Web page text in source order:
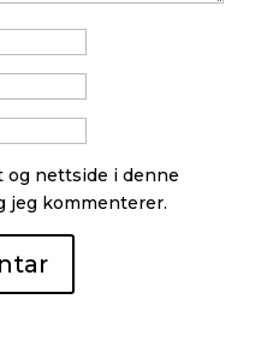
og nettside i denne
jeg kommenterer.